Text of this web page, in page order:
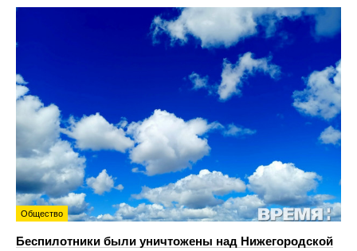
Общество
Беспилотники были уничтожены над Нижегородской